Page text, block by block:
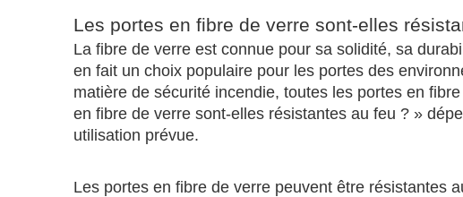
Les portes en fibre de verre sont-elles
La fibre de verre est connue pour sa solidité, sa
en fait un choix populaire pour les portes des
matière de sécurité incendie, toutes les portes en
en fibre de verre sont-elles résistantes au feu ? »
utilisation prévue.
Les portes en fibre de verre peuvent être résistantes